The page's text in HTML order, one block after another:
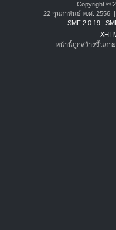
Copyright ©
22 กุมภาพันธ์ พ.ศ. 2556 |
SMF 2.0.19
หน้านี้ถูกสร้างขึ้นภาย